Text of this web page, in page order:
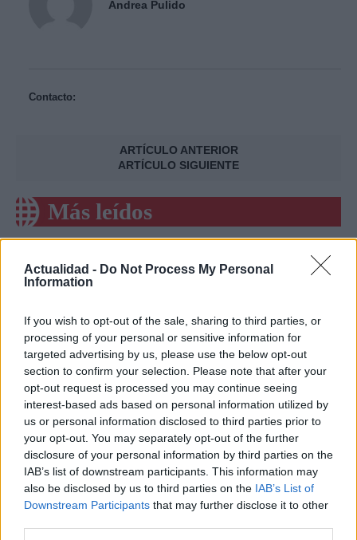
Actualidad - Do Not Process My Personal
Information
If you wish to opt-out of the sale, sharing to third parties, or
processing of your personal or sensitive information for
targeted advertising by us, please use the below opt-out
section to confirm your selection. Please note that after your
opt-out request is processed you may continue seeing
interest-based ads based on personal information utilized by
us or personal information disclosed to third parties prior to
your opt-out. You may separately opt-out of the further
disclosure of your personal information by third parties on the
IAB’s list of downstream participants. This information may
also be disclosed by us to third parties on the IAB’s List of
Downstream Participants that may further disclose it to other
Andrea Pulido
Contacto:
ARTÍCULO ANTERIOR
ARTÍCULO SIGUIENTE
Más leídos
Crianza tradicional para una infancia más
autónoma
La crianza cotidiana se construye mediante decisiones
pequeñas…